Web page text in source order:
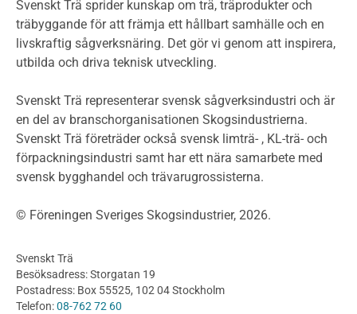
Termer och förkortningar
Planering
Klimatkalkylator hallar
Projektering av trähus - generellt
Byggsystem
Fasadsystem i skivmaterial
Bullerskärmar och andra utomhuskonstruktioner
Byggnation och utförande
Utförande
Produkter
Svenskt Trä sprider kunskap om trä, träprodukter och
träbyggande för att främja ett hållbart samhälle och en
livskraftig sågverksnäring. Det gör vi genom att inspirera,
utbilda och driva teknisk utveckling.
Svenskt Trä representerar svensk sågverksindustri och är
en del av branschorganisationen Skogsindustrierna.
Svenskt Trä företräder också svensk limträ- , KL-trä- och
förpackningsindustri samt har ett nära samarbete med
svensk bygghandel och trävarugrossisterna.
© Föreningen Sveriges Skogsindustrier, 2026.
Svenskt Trä
Besöksadress: Storgatan 19
Postadress: Box 55525, 102 04 Stockholm
Telefon:08-762 72 60